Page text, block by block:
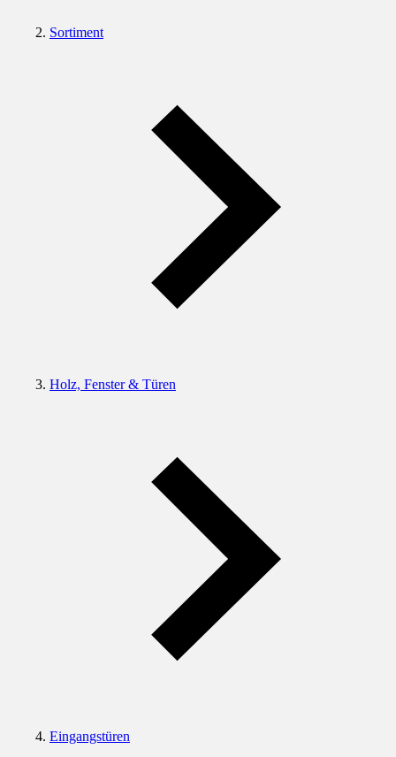
Sortiment
Holz, Fenster & Türen
Eingangstüren